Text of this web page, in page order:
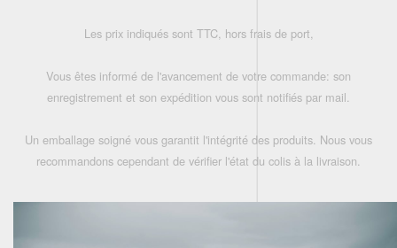
Les prix indiqués sont TTC, hors frais de port,
Vous êtes informé de l'avancement de votre commande: son
enregistrement et son expédition vous sont notifiés par mail.
Un emballage soigné vous garantit l'intégrité des produits. Nous vous
recommandons cependant de vérifier l'état du colis à la livraison.